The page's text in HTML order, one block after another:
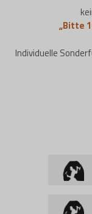
„Bitte
Individuelle